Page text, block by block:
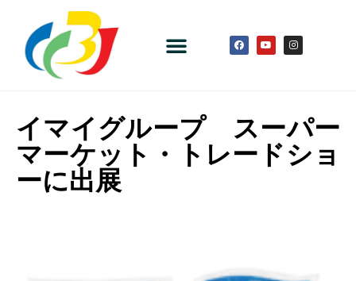
イマイグループ スーパー
マーケット・トレードショ
ーに出展